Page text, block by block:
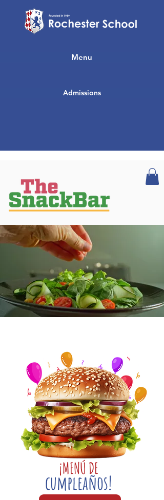
Admissions
Menu
¡MENÚ DE
cumpleaños!